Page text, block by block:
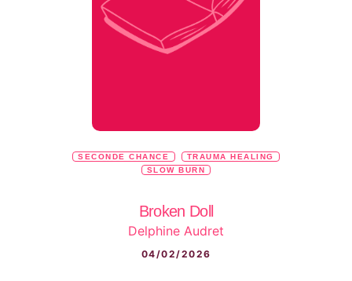
SECONDE CHANCE
TRAUMA HEALING
SLOW BURN
Broken Doll
Delphine Audret
04/02/2026